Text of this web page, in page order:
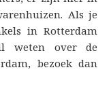
Als je
in Rotterdam
weten over de
bezoek dan